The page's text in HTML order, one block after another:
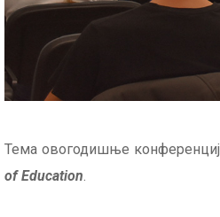
Тема овогодишње
of Education